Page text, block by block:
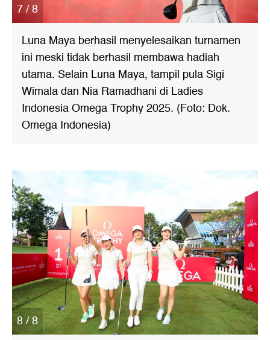
7 / 8
Luna Maya berhasil menyelesaikan turnamen
ini meski tidak berhasil membawa hadiah
utama. Selain Luna Maya, tampil pula Sigi
Wimala dan Nia Ramadhani di Ladies
Indonesia Omega Trophy 2025. (Foto: Dok.
Omega Indonesia)
8 / 8